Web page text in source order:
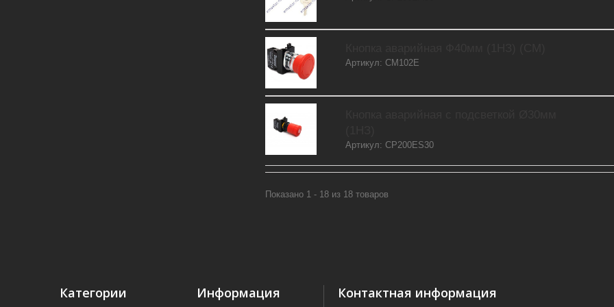
Артикул: CM102E
Артикул: CP200ES30
Показано 1 - 18 из 18 товаров
Категории Информация Контактная информация